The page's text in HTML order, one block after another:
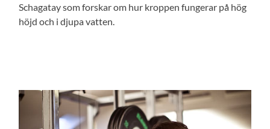
Schagatay som forskar om hur kroppen fungerar på hög
höjd och i djupa vatten.